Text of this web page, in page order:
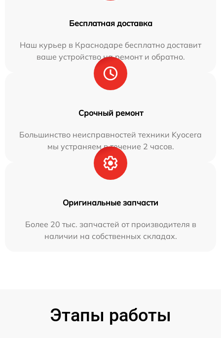
Бесплатная доставка
Наш курьер в Краснодаре бесплатно доставит
ваше устройство на ремонт и обратно.
Срочный ремонт
Большинство неисправностей техники Kyocera
мы устраняем в течение 2 часов.
Оригинальные запчасти
Более 20 тыс. запчастей от производителя в
наличии на собственных складах.
Этапы работы